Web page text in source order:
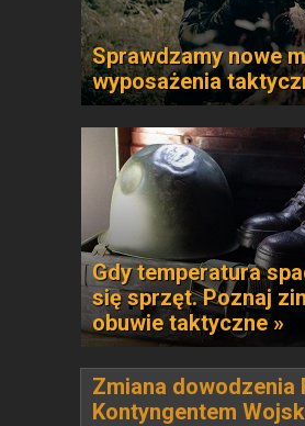
Sprawdzamy nowe
wyposażenia
Gdy temperatura
się sprzęt. Poznaj
obuwie taktyczne »
Zmiana dowodzenia
Kontyngentem